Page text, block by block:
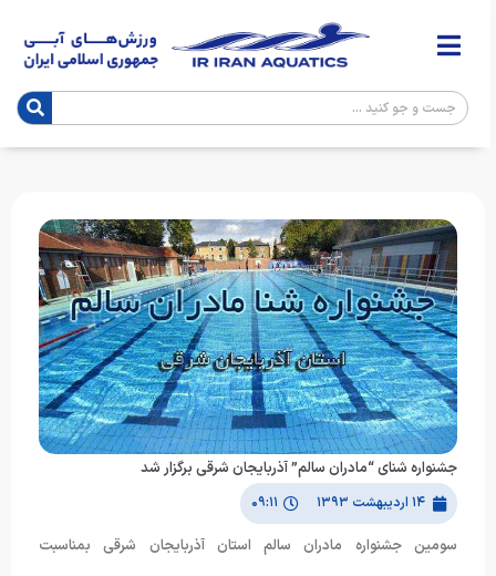
جشنواره شنای “مادران سالم” آذربایجان شرقی برگزار شد
۱۴ اردیبهشت ۱۳۹۳ ۰۹:۱۱
سومین جشنواره مادران سالم استان آذربایجان شرقی بمناسبت